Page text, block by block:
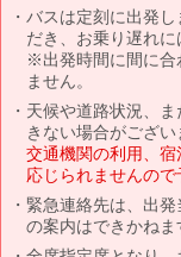
バスは定刻に出発
だき、お乗り遅れに
※出発時間に間に合
ません。
天候や道路状況、
きない場合がござい
交通機関の利用、
応じられませんので
緊急連絡先は、出
の案内はできかねま